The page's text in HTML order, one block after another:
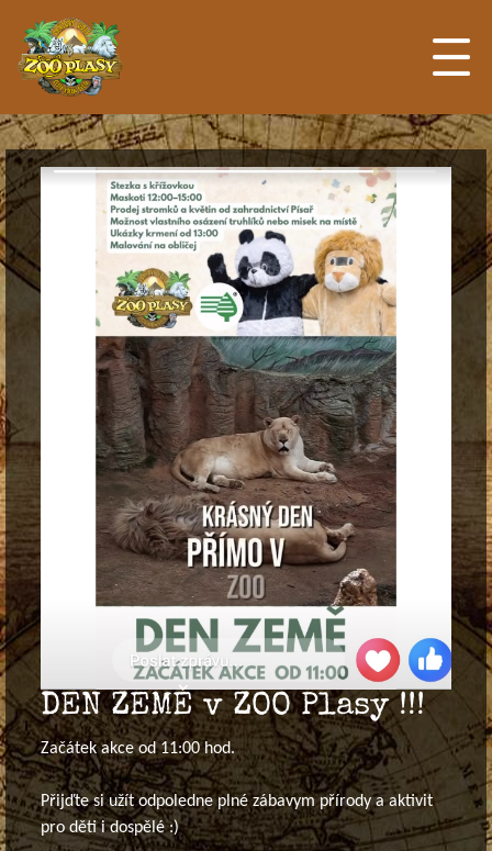
DEN ZEMĚ v ZOO Plasy !!!
Začátek akce od 11:00 hod.
Přijďte si užít odpoledne plné zábavym přírody a aktivit
pro děti i dospělé :)